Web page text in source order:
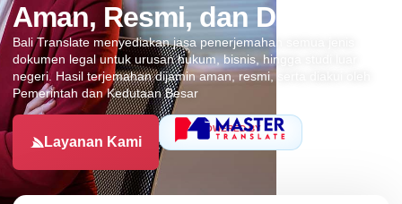
Aman, Resmi, dan Diakui
Bali Translate menyediakan jasa penerjemahan semua jenis
dokumen legal untuk urusan hukum, bisnis, hingga studi luar
negeri. Hasil terjemahan dijamin aman, resmi, serta diakui oleh
Pemerintah dan Kedutaan Besar
Layanan Kami
POWERED BY